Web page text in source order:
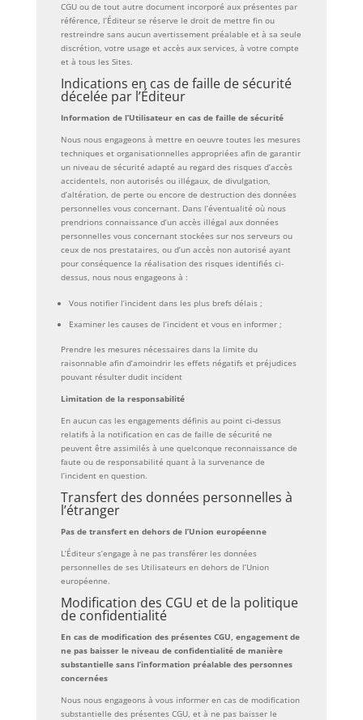
CGU ou de tout autre document incorporé aux présentes par
référence, l’Éditeur se réserve le droit de mettre fin ou
restreindre sans aucun avertissement préalable et à sa seule
discrétion, votre usage et accès aux services, à votre compte
et à tous les Sites.
Indications en cas de faille de sécurité
décelée par l’Éditeur
Information de l’Utilisateur en cas de faille de sécurité
Nous nous engageons à mettre en oeuvre toutes les mesures
techniques et organisationnelles appropriées afin de garantir
un niveau de sécurité adapté au regard des risques d’accès
accidentels, non autorisés ou illégaux, de divulgation,
d’altération, de perte ou encore de destruction des données
personnelles vous concernant. Dans l’éventualité où nous
prendrions connaissance d’un accès illégal aux données
personnelles vous concernant stockées sur nos serveurs ou
ceux de nos prestataires, ou d’un accès non autorisé ayant
pour conséquence la réalisation des risques identifiés ci-
dessus, nous nous engageons à :
Vous notifier l’incident dans les plus brefs délais ;
Examiner les causes de l’incident et vous en informer ;
Prendre les mesures nécessaires dans la limite du
raisonnable afin d’amoindrir les effets négatifs et préjudices
pouvant résulter dudit incident
Limitation de la responsabilité
En aucun cas les engagements définis au point ci-dessus
relatifs à la notification en cas de faille de sécurité ne
peuvent être assimilés à une quelconque reconnaissance de
faute ou de responsabilité quant à la survenance de
l’incident en question.
Transfert des données personnelles à
l’étranger
Pas de transfert en dehors de l’Union européenne
L’Éditeur s’engage à ne pas transférer les données
personnelles de ses Utilisateurs en dehors de l’Union
européenne.
Modification des CGU et de la politique
de confidentialité
En cas de modification des présentes CGU, engagement de
ne pas baisser le niveau de confidentialité de manière
substantielle sans l’information préalable des personnes
concernées
Nous nous engageons à vous informer en cas de modification
substantielle des présentes CGU, et à ne pas baisser le